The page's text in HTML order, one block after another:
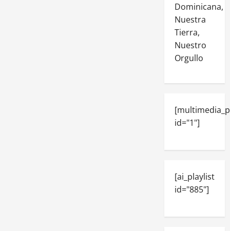
Dominicana,
Nuestra
Tierra,
Nuestro
Orgullo
id="1"]
[ai_playlist
id="885"]